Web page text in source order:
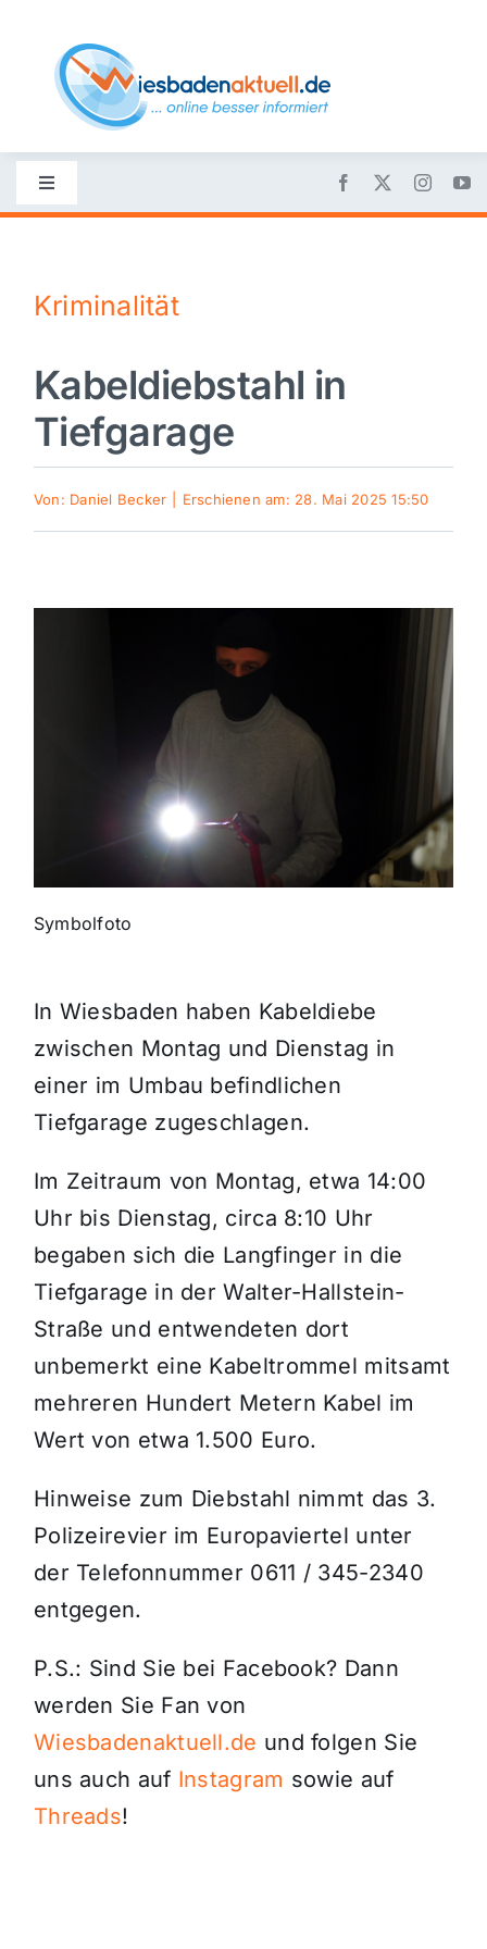
content
Toggle
Navigation
Nachrichten
Politik
Wirtschaft
Sport
Verkehrsmeldungen
Gewinnspiele
Kriminalität
Kabeldiebstahl in
Tiefgarage
Von: Daniel Becker Erschienen am: 28. Mai 2025 15:50
Symbolfoto
In Wiesbaden haben Kabeldiebe
zwischen Montag und Dienstag in
einer im Umbau befindlichen
Tiefgarage zugeschlagen.
Im Zeitraum von Montag, etwa 14:00
Uhr bis Dienstag, circa 8:10 Uhr
begaben sich die Langfinger in die
Tiefgarage in der Walter-Hallstein-
Straße und entwendeten dort
unbemerkt eine Kabeltrommel mitsamt
mehreren Hundert Metern Kabel im
Wert von etwa 1.500 Euro.
Hinweise zum Diebstahl nimmt das 3.
Polizeirevier im Europaviertel unter
der Telefonnummer 0611 / 345-2340
entgegen.
P.S.: Sind Sie bei Facebook? Dann
werden Sie Fan von
Wiesbadenaktuell.de und folgen Sie
uns auch auf Instagram sowie auf
Threads!